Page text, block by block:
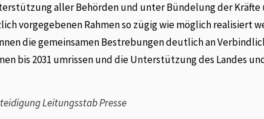
aller Behörden und unter Bündelung der
vorgegebenen Rahmen so zügig wie möglich realisiert
die gemeinsamen Bestrebungen deutlich an
bis 2031 umrissen und die Unterstützung des Landes
Leitungsstab Presse